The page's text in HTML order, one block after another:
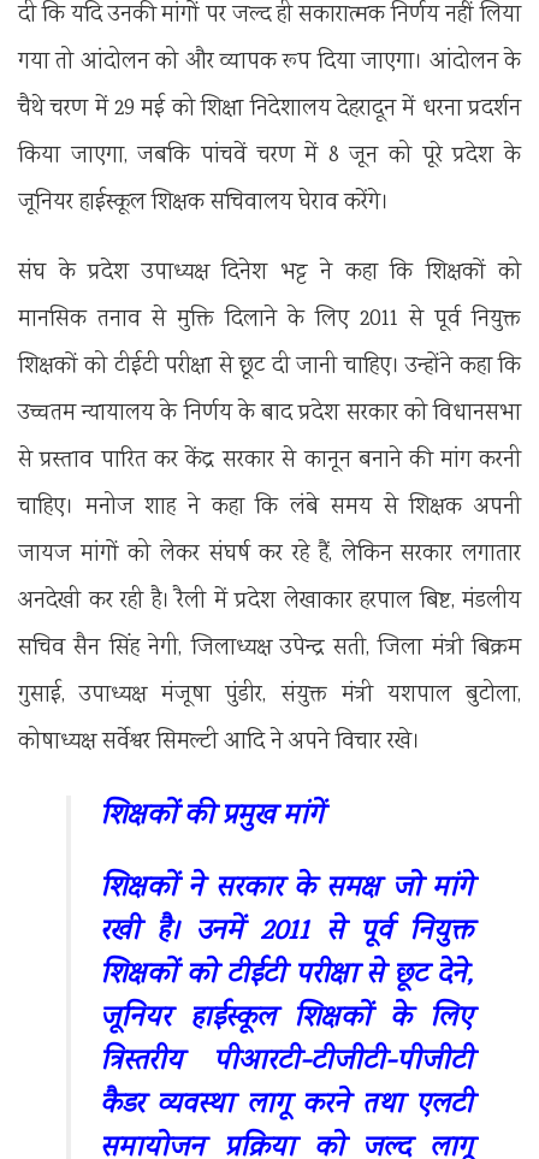
दी कि यदि उनकी मांगों पर जल्द ही सकारात्मक निर्णय नहीं लिया
गया तो आंदोलन को और व्यापक रूप दिया जाएगा। आंदोलन के
चैथे चरण में 29 मई को शिक्षा निदेशालय देहरादून में धरना प्रदर्शन
किया जाएगा, जबकि पांचवें चरण में 8 जून को पूरे प्रदेश के
जूनियर हाईस्कूल शिक्षक सचिवालय घेराव करेंगे।
संघ के प्रदेश उपाध्यक्ष दिनेश भट्ट ने कहा कि शिक्षकों को
मानसिक तनाव से मुक्ति दिलाने के लिए 2011 से पूर्व नियुक्त
शिक्षकों को टीईटी परीक्षा से छूट दी जानी चाहिए। उन्होंने कहा कि
उच्चतम न्यायालय के निर्णय के बाद प्रदेश सरकार को विधानसभा
से प्रस्ताव पारित कर केंद्र सरकार से कानून बनाने की मांग करनी
चाहिए। मनोज शाह ने कहा कि लंबे समय से शिक्षक अपनी
जायज मांगों को लेकर संघर्ष कर रहे हैं, लेकिन सरकार लगातार
अनदेखी कर रही है। रैली में प्रदेश लेखाकार हरपाल बिष्ट, मंडलीय
सचिव सैन सिंह नेगी, जिलाध्यक्ष उपेन्द्र सती, जिला मंत्री बिक्रम
गुसाई, उपाध्यक्ष मंजूषा पुंडीर, संयुक्त मंत्री यशपाल बुटोला,
कोषाध्यक्ष सर्वेश्वर सिमल्टी आदि ने अपने विचार रखे।
शिक्षकों की प्रमुख मांगें
शिक्षकों ने सरकार के समक्ष जो मांगे
रखी है। उनमें 2011 से पूर्व नियुक्त
शिक्षकों को टीईटी परीक्षा से छूट देने,
जूनियर हाईस्कूल शिक्षकों के लिए
त्रिस्तरीय पीआरटी-टीजीटी-पीजीटी
कैडर व्यवस्था लागू करने तथा एलटी
समायोजन प्रक्रिया को जल्द लागू